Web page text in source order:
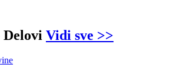
Delovi Vidi sve >>